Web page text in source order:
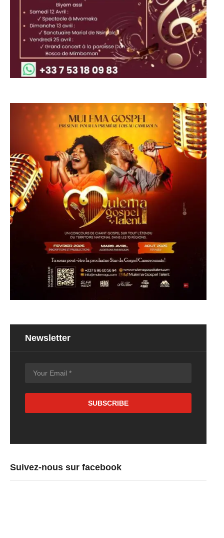
Newsletter
Suivez-nous sur facebook